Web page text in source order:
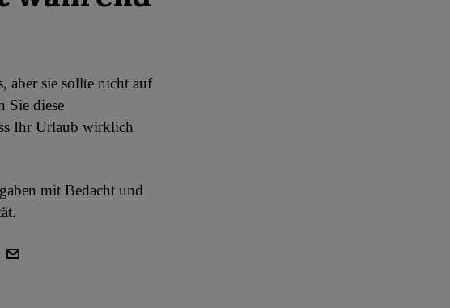
aber sie sollte nicht auf
Sie diese
Ihr Urlaub wirklich
mit Bedacht und